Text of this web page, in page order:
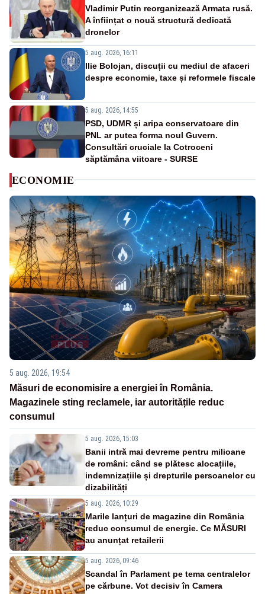
Vladimir Putin reorganizează Armata rusă.
A înființat o nouă structură dedicată
dronelor
5 aug. 2026, 16:11
Ilie Bolojan, discuții cu mediul de afaceri
despre economie, taxe și reformele fiscale
5 aug. 2026, 14:55
PSD, UDMR și aripa conservatoare din
PNL ar putea forma noul Guvern.
Consultări cruciale la Cotroceni
săptămâna viitoare - SURSE
ECONOMIE
5 aug. 2026, 19:54
Măsuri de economisire a energiei în România.
Magazinele sting reclamele, iar autoritățile reduc
consumul
5 aug. 2026, 15:03
Banii intră mai devreme pentru milioane
de români: când se plătesc alocațiile,
indemnizațiile și drepturile persoanelor cu
dizabilități
5 aug. 2026, 10:29
Marile lanțuri de magazine din România
reduc consumul de energie. Ce MĂSURI
au anunțat retailerii
5 aug. 2026, 09:46
Scandal în Parlament pe tema centralelor
pe cărbune. Vot decisiv în Camera